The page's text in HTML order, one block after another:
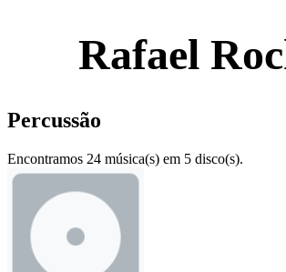
Rafael
Percussão
Encontramos 24 música(s) em 5 disco(s).